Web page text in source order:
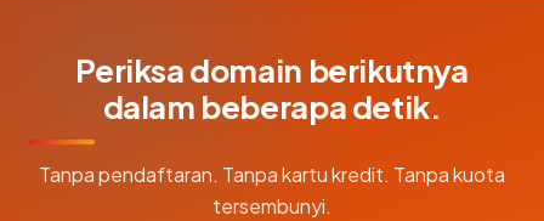
Periksa domain berikutnya
dalam beberapa detik.
Tanpa pendaftaran. Tanpa kartu kredit. Tanpa kuota
tersembunyi.